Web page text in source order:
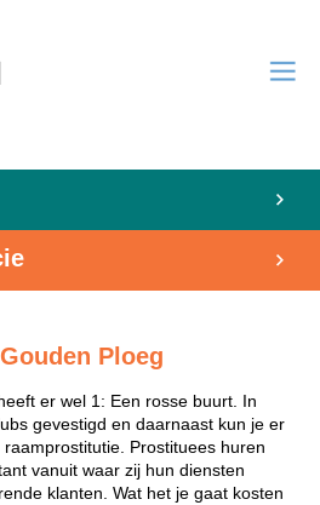
Ploeg
er wel 1: Een rosse buurt. In
gevestigd en daarnaast kun je er
Prostituees huren
vanuit waar zij hun diensten
klanten. Wat het je gaat kosten